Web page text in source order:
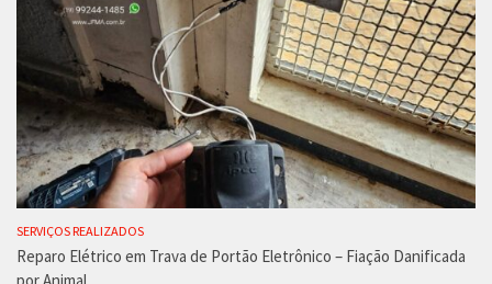
SERVIÇOS REALIZADOS
Reparo Elétrico em Trava de Portão Eletrônico – Fiação Danificada
por Animal